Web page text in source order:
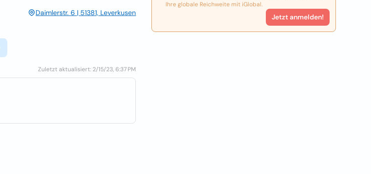
Daimlerstr. 6 | 51381, Leverkusen
Zuletzt aktualisiert: 2/15/23, 6:37 PM
Ihre globale Reichweite mit iGlobal.
Jetzt anmelden!